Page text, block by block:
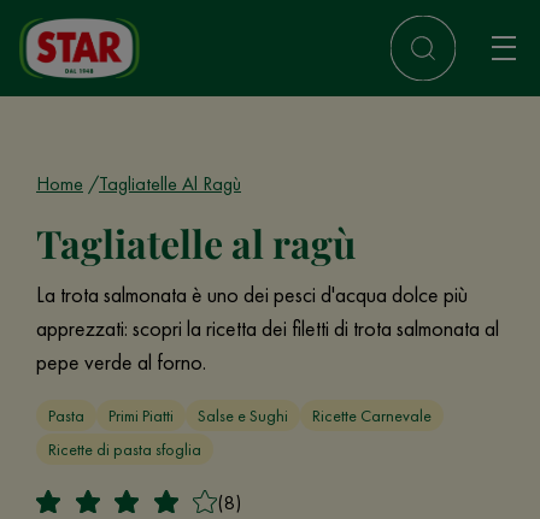
Home Tagliatelle Al Ragù
Tagliatelle al ragù
La trota salmonata è uno dei pesci d'acqua dolce più
apprezzati: scopri la ricetta dei filetti di trota salmonata al
pepe verde al forno.
Pasta Primi Piatti Salse e Sughi
Ricette Carnevale
Ricette di pasta sfoglia
(8)